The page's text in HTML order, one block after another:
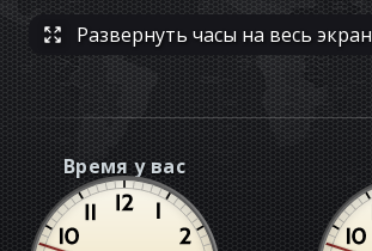
Развернуть часы на весь экран
Время у вас